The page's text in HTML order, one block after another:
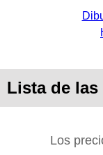
Lista de las
Los